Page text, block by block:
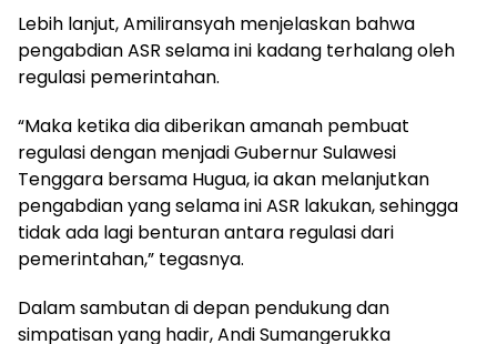
Lebih lanjut, Amiliransyah menjelaskan bahwa
pengabdian ASR selama ini kadang terhalang oleh
regulasi pemerintahan.
“Maka ketika dia diberikan amanah pembuat
regulasi dengan menjadi Gubernur Sulawesi
Tenggara bersama Hugua, ia akan melanjutkan
pengabdian yang selama ini ASR lakukan, sehingga
tidak ada lagi benturan antara regulasi dari
pemerintahan,” tegasnya.
Dalam sambutan di depan pendukung dan
simpatisan yang hadir, Andi Sumangerukka